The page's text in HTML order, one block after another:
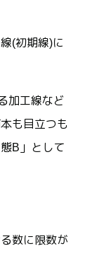
(初期線)に
加工線など
も目立つも
B」として
数に限数が